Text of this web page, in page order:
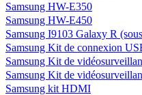
Samsung HW-E350
Samsung HW-E450
Samsung I9103 Galaxy R
Samsung Kit de connexion
Samsung Kit de
Samsung Kit de
Samsung kit HDMI